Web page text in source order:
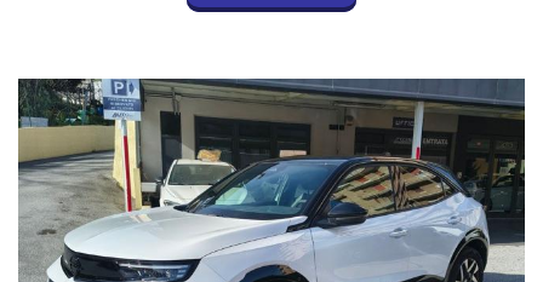
Cerchi in lega da 17"
Vetri oscurati
Interni e Comfort
Climatizzatore automatico monozona.
Sedili sportivi
Sedili regolabili
Luci d'ambiente a LED